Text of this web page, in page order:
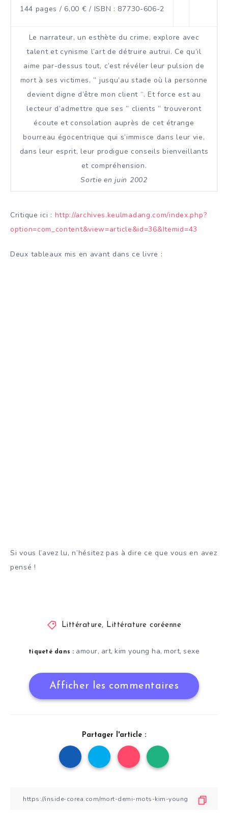
144 pages / 6,00 € / ISBN : 87730-606-2
Le narrateur, un esthète du crime, explore avec
talent et cynisme l’art de détruire autrui. Ce qu’il
aime par-dessus tout, c’est révéler leur pulsion de
mort à ses victimes, ” jusqu’au stade où la personne
devient digne d’être mon client “. Et force est au
lecteur d’admettre que ses ” clients ” trouveront
écoute et consolation auprès de cet étrange
bourreau égocentrique qui s’immisce dans leur vie,
dans leur esprit, leur prodigue conseils bienveillants
et compréhension.
Sortie en juin 2002
Critique ici : http://archives.keulmadang.com/index.php?
option=com_content&view=article&id=36&Itemid=43
Deux tableaux mis en avant dans ce livre :
Si vous l’avez lu, n’hésitez pas à dire ce que vous en avez
pensé !
Littérature, Littérature coréenne
tiqueté dans : amour, art, kim young ha, mort, sexe
Afficher les commentaires
Partager l'article :